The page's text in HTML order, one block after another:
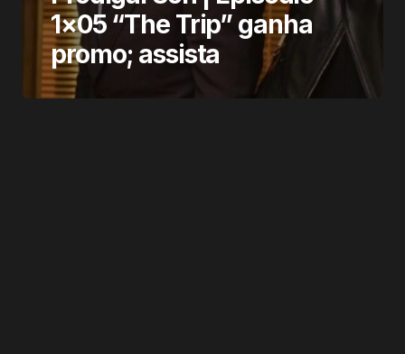
1×05 “The Trip” ganha
promo; assista